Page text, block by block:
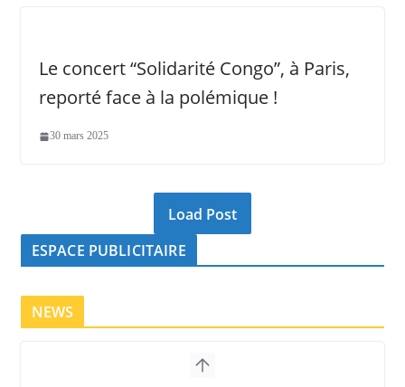
Le concert “Solidarité Congo”, à Paris,
reporté face à la polémique !
30 mars 2025
Load Post
ESPACE PUBLICITAIRE
NEWS